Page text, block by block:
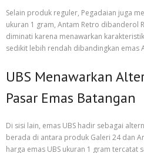
Selain produk reguler, Pegadaian juga
ukuran 1 gram, Antam Retro dibanderol
diminati karena menawarkan
sedikit lebih rendah dibandingkan emas
UBS Menawarkan
Pasar Emas Batangan
Di sisi lain, emas UBS hadir sebagai
berada di antara produk Galeri 24 dan
harga emas UBS ukuran 1 gram tercatat